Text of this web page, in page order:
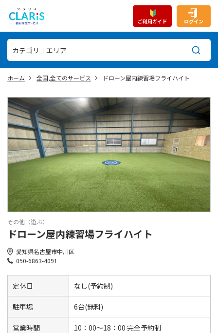
ご利用ガイド ログイン
ホーム 全国,全てのサービス ドローン屋内練習場フライハイト
その他（遊ぶ）
ドローン屋内練習場フライハイト
愛知県名古屋市中川区
050-6863-4091
定休日 なし(予約制)
駐車場 6台(無料)
営業時間 10：00〜18：00 完全予約制